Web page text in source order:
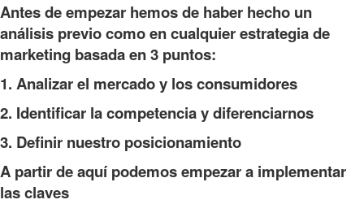
Antes de empezar hemos de haber hecho un
análisis previo como en cualquier estrategia de
marketing basada en 3 puntos:
1. Analizar el mercado y los consumidores
2. Identificar la competencia y diferenciarnos
3. Definir nuestro posicionamiento
A partir de aquí podemos empezar a implementar
las claves